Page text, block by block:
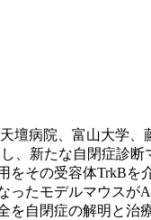
病院、富山大学
、新たな自閉症診断
その受容体TrkB
ったモデルマウスが
自閉症の解明と